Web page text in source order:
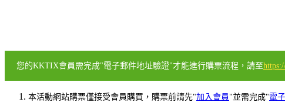
您的KKTIX會員需完成"電子郵件地址驗證"才能進行購票流程，請至
本活動網站購票僅接受會員購買，購票前請先"加入會員 "並需完成"電